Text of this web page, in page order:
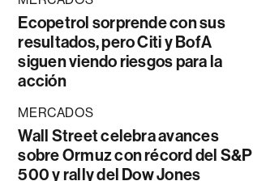
Ecopetrol sorprende con sus
resultados, pero Citi y BofA
siguen viendo riesgos para la
acción
MERCADOS
Wall Street celebra avances
sobre Ormuz con récord del S&P
500 y rally del Dow Jones